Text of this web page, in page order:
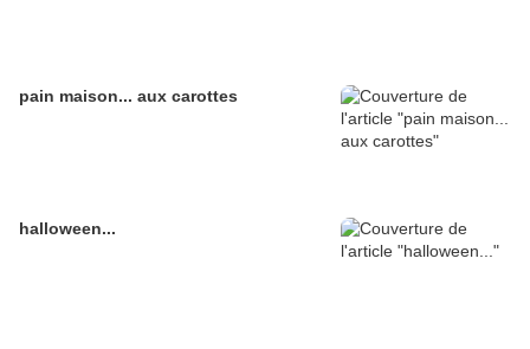
pain maison... aux carottes
halloween...